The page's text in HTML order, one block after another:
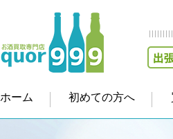
ホーム 初めての方へ